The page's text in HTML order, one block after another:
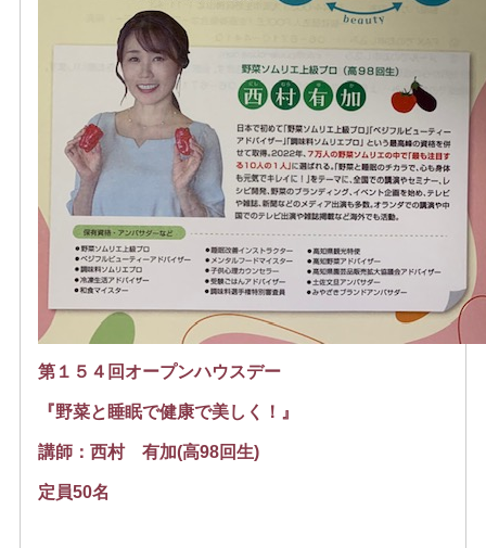
第１５４回オープンハウスデー
『野菜と睡眠で健康で美しく！』
講師：西村 有加(高98回生)
定員50名